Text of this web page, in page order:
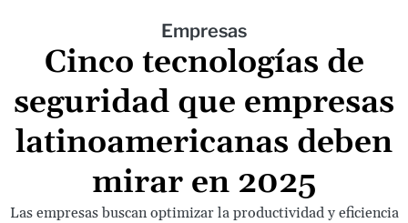
Empresas
Cinco tecnologías de
seguridad que empresas
latinoamericanas deben
mirar en 2025
Las empresas buscan optimizar la productividad y eficiencia